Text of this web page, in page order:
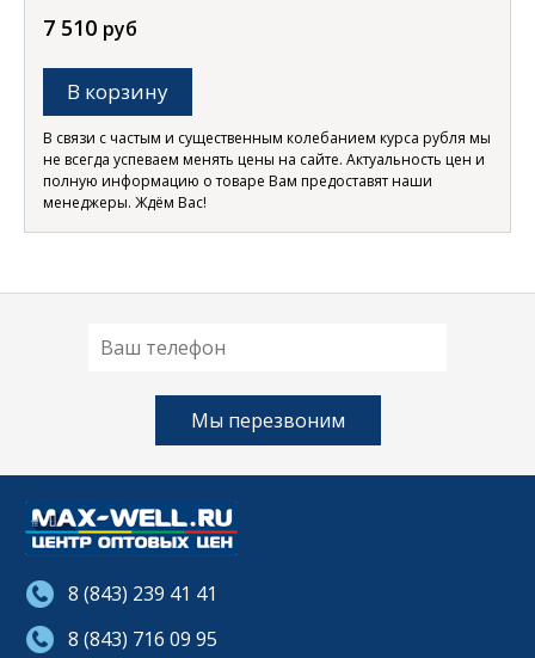
7 510 руб
В корзину
В связи с частым и существенным колебанием курса рубля мы
не всегда успеваем менять цены на сайте. Актуальность цен и
полную информацию о товаре Вам предоставят наши
менеджеры. Ждём Вас!
8 (843) 239 41 41
8 (843) 716 09 95